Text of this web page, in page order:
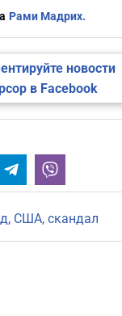
Рами Мадрих.
новости
в Facebook
Telegram
США скандал